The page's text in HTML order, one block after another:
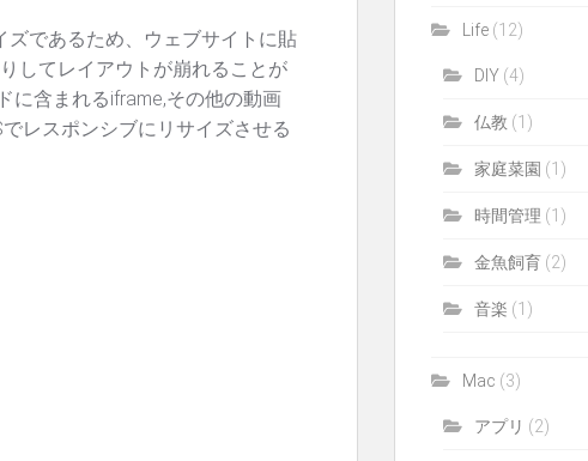
ズであるため、ウェブサイトに貼
してレイアウトが崩れることが
に含まれるiframe,その他の動画
レスポンシブにリサイズさせる
Life (12)
DIY (4)
仏教 (1)
家庭菜園 (1)
時間管理 (1)
金魚飼育 (2)
音楽 (1)
Mac (3)
アプリ (2)